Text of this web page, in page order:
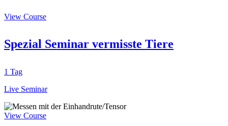
View Course
Spezial Seminar vermisste Tiere
1 Tag
Live Seminar
View Course